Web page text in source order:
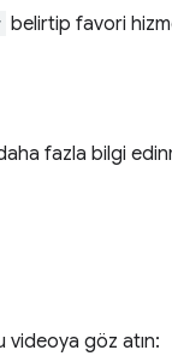
belirtip favori
fazla bilgi
videoya göz atın: